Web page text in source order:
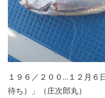
１９６／２００…１２月６
待ち）」（庄次郎丸）